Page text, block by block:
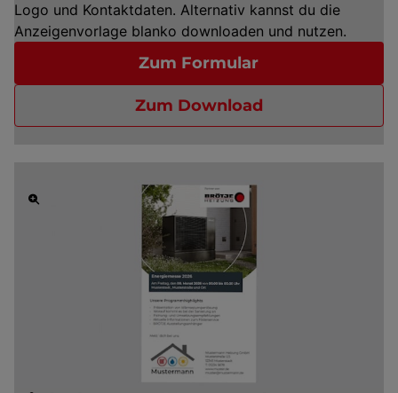
Logo und Kontaktdaten. Alternativ kannst du die
Anzeigenvorlage blanko downloaden und nutzen.
Zum Formular
Zum Download